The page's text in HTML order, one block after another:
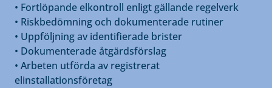
• Fortlöpande elkontroll enligt gällande regelverk
• Riskbedömning och dokumenterade rutiner
• Uppföljning av identifierade brister
• Dokumenterade åtgärdsförslag
• Arbeten utförda av registrerat
elinstallationsföretag